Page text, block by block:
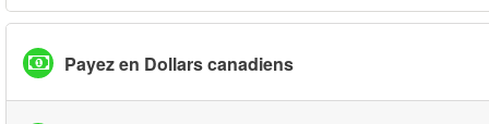
Payez en Dollars canadiens